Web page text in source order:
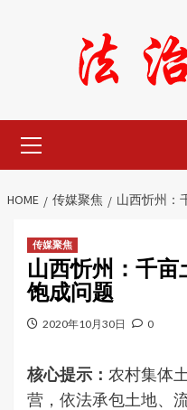
Menu
HOME 传媒聚焦 山西忻州：
传媒聚焦
山西忻州：千
饱成问题
2020年10月30日 0
核心提示： 农村集体
营，依法承包土地、